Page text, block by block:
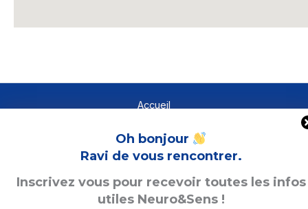
Oh bonjour
Ravi de vous rencontrer.
Inscrivez vous pour recevoir toutes les infos
utiles Neuro&Sens !
Accueil
Formation en alternance
Nos stages
Notre blog
Contact